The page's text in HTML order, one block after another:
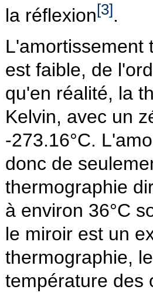
la réflexion[3].
L'amortissement
est faible, de
qu'en réalité, la
Kelvin, avec un
-273.16°C.
donc de
thermographie
à environ 36°C
le miroir est un
thermographie,
température des